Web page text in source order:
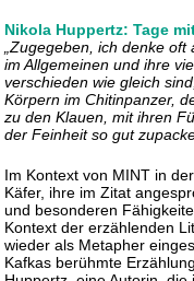
Nikola Huppertz: Tage
„Zugegeben, ich denke
im Allgemeinen und ihre
verschieden wie gleich
Körpern im Chitinpanzer,
zu den Klauen, mit ihren
der Feinheit so gut
Im Kontext von MINT in
Käfer, ihre im Zitat
und besonderen
Kontext der erzählenden
wieder als Metapher
Kafkas berühmte